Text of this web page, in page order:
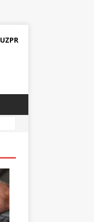
UZPR